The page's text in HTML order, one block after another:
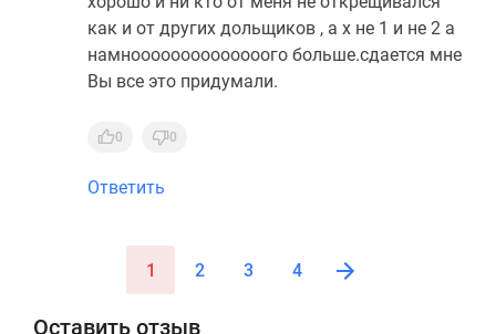
как и от других дольщиков , а х не 1 и не 2 а
намноооооооооооооого больше.сдается мне
Вы все это придумали.
0 0
Ответить
1 2 3 4
Оставить отзыв